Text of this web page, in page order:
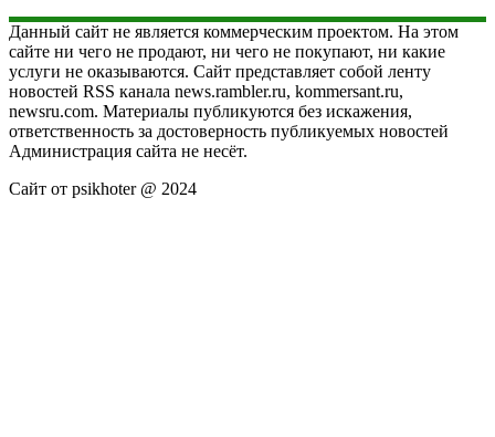
Данный сайт не является коммерческим проектом. На этом
сайте ни чего не продают, ни чего не покупают, ни какие
услуги не оказываются. Сайт представляет собой ленту
новостей RSS канала news.rambler.ru, kommersant.ru,
newsru.com. Материалы публикуются без искажения,
ответственность за достоверность публикуемых новостей
Администрация сайта не несёт.
Сайт от psikhoter @ 2024